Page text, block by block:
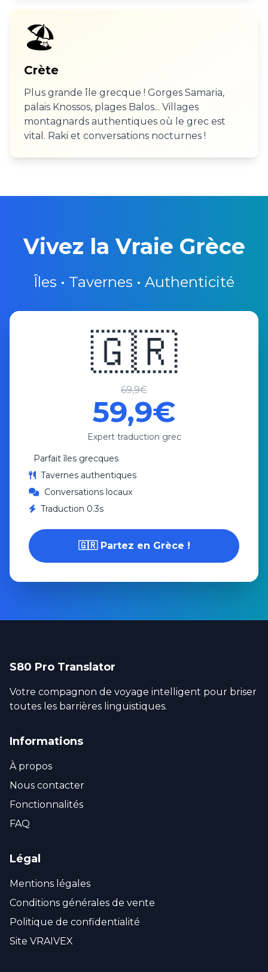
🏖️
Crète
Plus grande île grecque ! Gorges Samaria,
palais Knossos, plages Balos... Villages
montagnards authentiques où le grec est
vital. Raki et conversations nocturnes !
Vivez la Vraie Grèce
Îles • Tavernes • Authenticité
🇬🇷
69,9€
59,9€
Expert traduction grec
Parfait îles grecques
Tavernes authentiques
Conversations locaux
Traduction 0.3s
🇬🇷 Partez en Grèce !
S80 Pro Translator
Votre compagnon de voyage intelligent pour briser
toutes les barrières linguistiques.
Informations
À propos
Nous contacter
Fonctionnalités
FAQ
Légal
Mentions légales
Conditions générales de vente
Politique de confidentialité
Site VRAIVEX